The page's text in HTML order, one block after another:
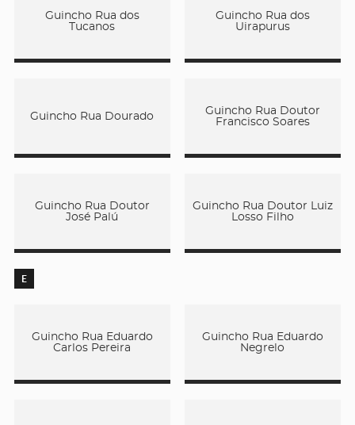
Guincho Rua dos
Tucanos
Guincho Rua dos
Uirapurus
Guincho Rua Dourado
Guincho Rua Doutor
Francisco Soares
Guincho Rua Doutor
José Palú
Guincho Rua Doutor Luiz
Losso Filho
E
Guincho Rua Eduardo
Carlos Pereira
Guincho Rua Eduardo
Negrelo